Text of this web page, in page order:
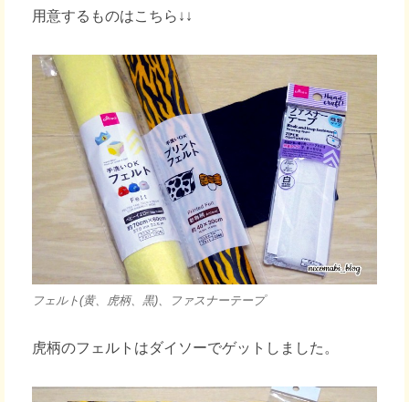
用意するものはこちら↓↓
フェルト(黄、虎柄、黒)、ファスナーテープ
虎柄のフェルトはダイソーでゲットしました。